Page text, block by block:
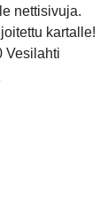
nettisivuja.
kartalle!
Vesilahti